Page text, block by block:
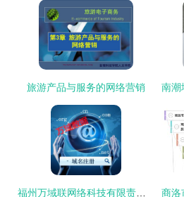
旅游产品与服务的网络营销